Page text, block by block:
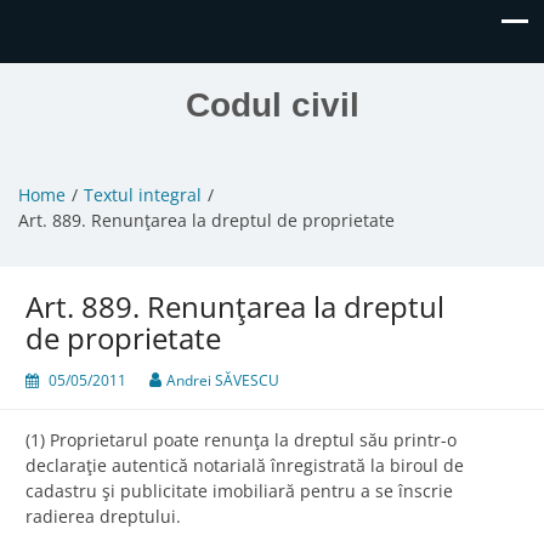
Codul civil
Home
Textul integral
Art. 889. Renunţarea la dreptul de proprietate
Art. 889. Renunţarea la dreptul
de proprietate
05/05/2011 Andrei SĂVESCU
(1) Proprietarul poate renunţa la dreptul său printr-o
declaraţie autentică notarială înregistrată la biroul de
cadastru şi publicitate imobiliară pentru a se înscrie
radierea dreptului.